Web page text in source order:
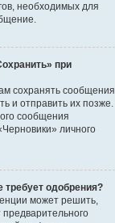
необходимых для
при
сохранять сообщения
и отправить их позже.
сообщения
личного
одобрения?
может решить,